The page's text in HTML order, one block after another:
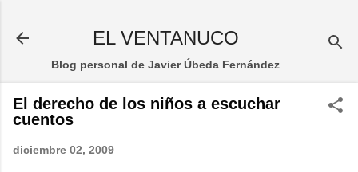
EL VENTANUCO
Blog personal de Javier Úbeda Fernández
El derecho de los niños a escuchar
cuentos
diciembre 02, 2009